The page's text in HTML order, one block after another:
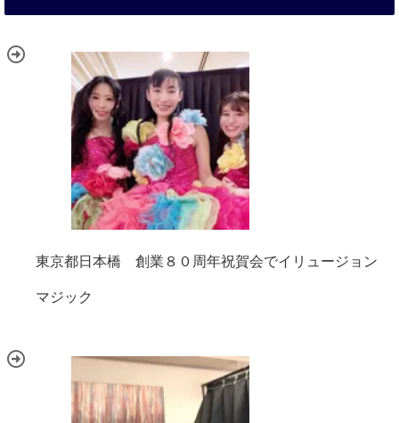
東京都日本橋 創業８０周年祝賀会でイリュージョン
マジック